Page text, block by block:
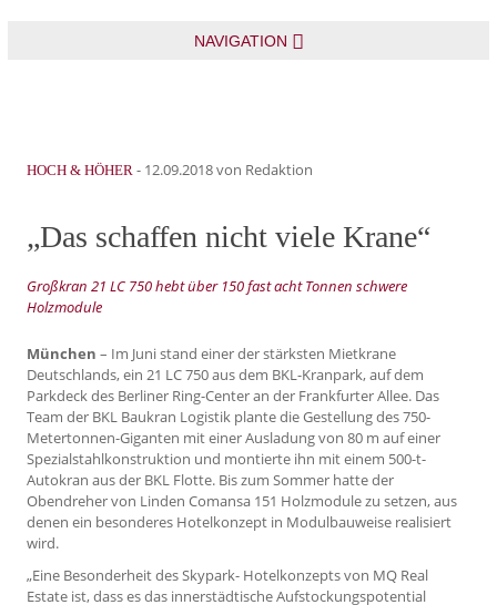
NAVIGATION
HOCH & HÖHER - 12.09.2018von Redaktion
„Das schaffen nicht viele Krane“
Großkran 21 LC 750 hebt über 150 fast acht Tonnen schwere
Holzmodule
München – Im Juni stand einer der stärksten Mietkrane
Deutschlands, ein 21 LC 750 aus dem BKL-Kranpark, auf dem
Parkdeck des Berliner Ring-Center an der Frankfurter Allee. Das
Team der BKL Baukran Logistik plante die Gestellung des 750-
Metertonnen-Giganten mit einer Ausladung von 80 m auf einer
Spezialstahlkonstruktion und montierte ihn mit einem 500-t-
Autokran aus der BKL Flotte. Bis zum Sommer hatte der
Obendreher von Linden Comansa 151 Holzmodule zu setzen, aus
denen ein besonderes Hotelkonzept in Modulbauweise realisiert
wird.
„Eine Besonderheit des Skypark- Hotelkonzepts von MQ Real
Estate ist, dass es das innerstädtische Aufstockungspotential